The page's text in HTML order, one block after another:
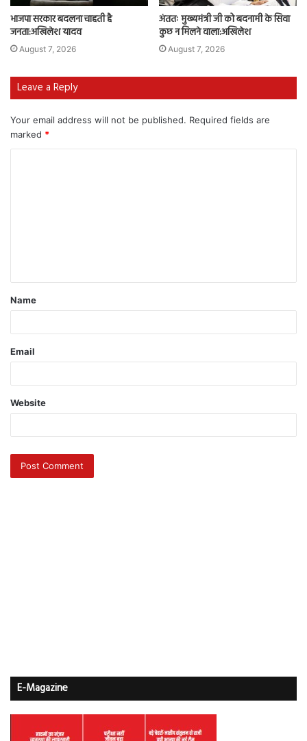
भाजपा सरकार बदलना चाहती है
जनता:अखिलेश यादव
August 7, 2026
अंततः मुख्यमंत्री जी को बदनामी के सिवा
कुछ न मिलने वाला:अखिलेश
August 7, 2026
Leave a Reply
Your email address will not be published. Required fields are
marked *
Name
Email
Website
E-Magazine